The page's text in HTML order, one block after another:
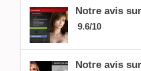
Notre avis
9.6/10
Notre avis